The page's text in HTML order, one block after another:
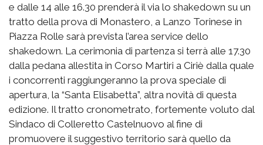
e dalle 14 alle 16.30 prenderà il via lo shakedown su un
tratto della prova di Monastero, a Lanzo Torinese in
Piazza Rolle sarà prevista l’area service dello
shakedown. La cerimonia di partenza si terrà alle 17.30
dalla pedana allestita in Corso Martiri a Ciriè dalla quale
i concorrenti raggiungeranno la prova speciale di
apertura, la “Santa Elisabetta”, altra novità di questa
edizione. Il tratto cronometrato, fortemente voluto dal
Sindaco di Colleretto Castelnuovo al fine di
promuovere il suggestivo territorio sarà quello da